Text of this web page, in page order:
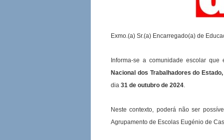
Exmo.(a) Sr.(a) Encarregado(a) de
Informa-se a comunidade escolar
Nacional dos Trabalhadores do
dia 31 de outubro de 2024.
Neste contexto, poderá não ser
Agrupamento de Escolas Eugénio de